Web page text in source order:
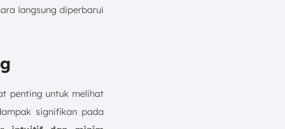
langsung diperbarui
penting untuk melihat
signifikan pada